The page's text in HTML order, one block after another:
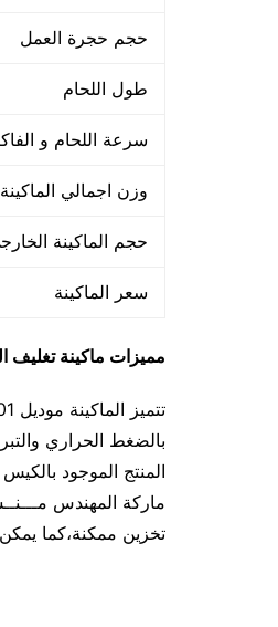
حجم حجرة العمل
طول اللحام
سرعة اللحام و
وزن اجمالي الماكينة
حجم الماكينة
سعر الماكينة
مميزات ماكينة تغليف
بالضغط الحراري
ماركة المهندس
تخزين ممكنة،كما يمكن